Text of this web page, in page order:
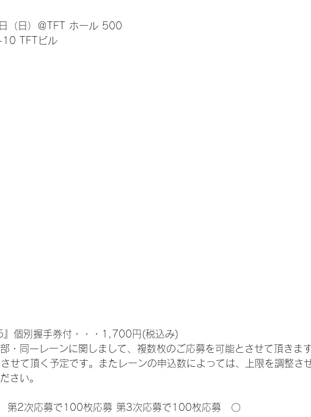
（日）＠TFT ホール 500
10 TFTビル
』個別握手券付・・・1,700円(税込み)
・同一レーンに関しまして、複数枚のご応募を可能とさせて頂きま
せて頂く予定です。またレーンの申込数によっては、上限を調整さ
さい。
第2次応募で100枚応募 第3次応募で100枚応募　〇